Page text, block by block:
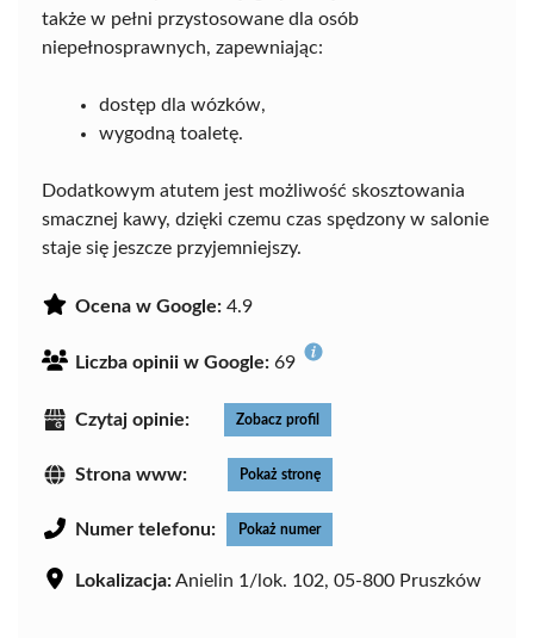
także w pełni przystosowane dla osób
niepełnosprawnych, zapewniając:
dostęp dla wózków,
wygodną toaletę.
Dodatkowym atutem jest możliwość skosztowania
smacznej kawy, dzięki czemu czas spędzony w salonie
staje się jeszcze przyjemniejszy.
Ocena w Google: 4.9
Liczba opinii w Google: 69
Czytaj opinie: Zobacz profil
Strona www: Pokaż stronę
Numer telefonu: Pokaż numer
Lokalizacja:Anielin 1/lok. 102, 05-800 Pruszków